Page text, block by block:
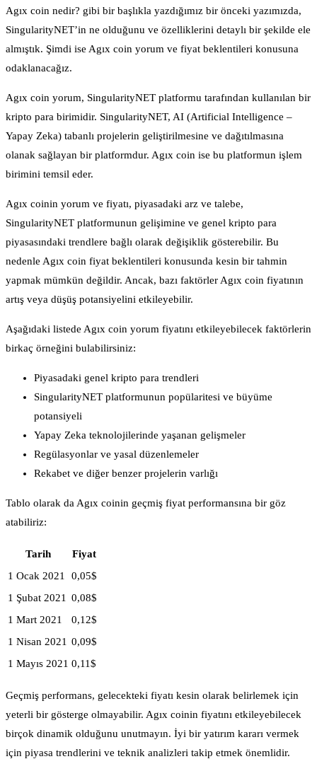
Agıx coin nedir? gibi bir başlıkla yazdığımız bir önceki yazımızda,
SingularityNET’in ne olduğunu ve özelliklerini detaylı bir şekilde ele
almıştık. Şimdi ise Agıx coin yorum ve fiyat beklentileri konusuna
odaklanacağız.
Agıx coin yorum, SingularityNET platformu tarafından kullanılan bir
kripto para birimidir. SingularityNET, AI (Artificial Intelligence –
Yapay Zeka) tabanlı projelerin geliştirilmesine ve dağıtılmasına
olanak sağlayan bir platformdur. Agıx coin ise bu platformun işlem
birimini temsil eder.
Agıx coinin yorum ve fiyatı, piyasadaki arz ve talebe,
SingularityNET platformunun gelişimine ve genel kripto para
piyasasındaki trendlere bağlı olarak değişiklik gösterebilir. Bu
nedenle Agıx coin fiyat beklentileri konusunda kesin bir tahmin
yapmak mümkün değildir. Ancak, bazı faktörler Agıx coin fiyatının
artış veya düşüş potansiyelini etkileyebilir.
Aşağıdaki listede Agıx coin yorum fiyatını etkileyebilecek faktörlerin
birkaç örneğini bulabilirsiniz:
Piyasadaki genel kripto para trendleri
SingularityNET platformunun popülaritesi ve büyüme
potansiyeli
Yapay Zeka teknolojilerinde yaşanan gelişmeler
Regülasyonlar ve yasal düzenlemeler
Rekabet ve diğer benzer projelerin varlığı
Tablo olarak da Agıx coinin geçmiş fiyat performansına bir göz
atabiliriz:
Tarih
Fiyat
1 Ocak 2021
0,05$
1 Şubat 2021
0,08$
1 Mart 2021
0,12$
1 Nisan 2021 0,09$
1 Mayıs 2021 0,11$
Geçmiş performans, gelecekteki fiyatı kesin olarak belirlemek için
yeterli bir gösterge olmayabilir. Agıx coinin fiyatını etkileyebilecek
birçok dinamik olduğunu unutmayın. İyi bir yatırım kararı vermek
için piyasa trendlerini ve teknik analizleri takip etmek önemlidir.